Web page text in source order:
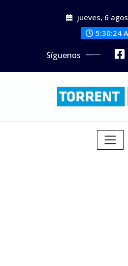
jueves, 6
5:30:25
Síguenos